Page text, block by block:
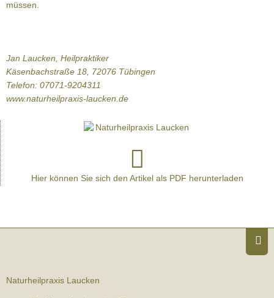
müssen.
Jan Laucken, Heilpraktiker
Käsenbachstraße 18, 72076 Tübingen
Telefon: 07071-9204311
www.naturheilpraxis-laucken.de
Hier können Sie sich den Artikel als PDF herunterladen
Naturheilpraxis Laucken